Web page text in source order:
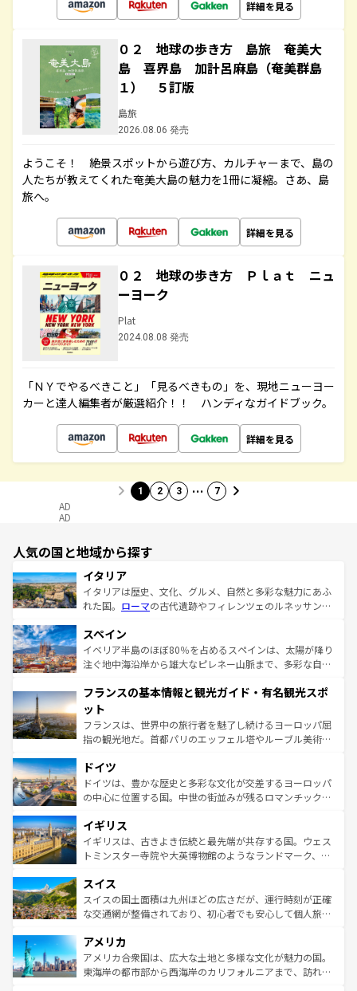
詳細を見る
０２ 地球の歩き方 島旅 奄美大
島 喜界島 加計呂麻島（奄美群島
１） ５訂版
島旅
2026.08.06 発売
ようこそ！ 絶景スポットから遊び方、カルチャーまで、島の
人たちが教えてくれた奄美大島の魅力を1冊に凝縮。さあ、島
旅へ。
詳細を見る
０２ 地球の歩き方 Ｐｌａｔ ニュ
ーヨーク
Plat
2024.08.08 発売
「ＮＹでやるべきこと」「見るべきもの」を、現地ニューヨー
カーと達人編集者が厳選紹介！！ ハンディなガイドブック。
詳細を見る
1 2 3 … 7
AD
AD
人気の国と地域から探す
イタリア
イタリアは歴史、文化、グルメ、自然と多彩な魅力にあふ
れた国。 ローマの古代遺跡やフィレンツェのルネッサンス
ろん、トスカーナの美しい田園風景やアマルフィ海岸の絶
景など、自然景観も見逃せない。観光の合間には、本場の
ピザやパスタなど、絶品のイタリア料理を堪能することも
ませてくれるイタリアで、忘れられない旅をしてみよう！
なお、新着のイタリア情報は
しい。
スペイン
イベリア半島のほぼ80％を占めるスペインは、太陽が降り
注ぐ地中海沿岸から雄大なピレネー山脈まで、多彩な自然
文化が根付くこの国では、情熱的なフラメンコ、熱気あふ
れる闘牛、そして美味しいタパスが生活の一部となってい
る。首都マドリードの洗練された雰囲気や、バルセロナの
アートに溢れた街角から、地方では古代ローマ遺跡や中世
せる。地方によって風土や気候が異なるスペインはその個
性で訪れる人を魅了する。 なお、新着のスペイン情報は コ
ンテンツ一覧を参照してほしい。
フランスの基本情報と観光ガイド・有名観光スポ
ット
フランスは、世界中の旅行者を魅了し続けるヨーロッパ屈
指の観光地だ。首都パリのエッフェル塔やルーブル美術館
で、幅広い魅力が詰まっている。華麗な宮殿、歴史的な大
聖堂、美しいビーチ、そして豊かな自然が、訪れる者を心
から魅了する。また、フランスは美食の国としても知ら
いる。シャンパンの発祥地であるランス、プロヴァンスの
香り高いラベンダー畑など、多彩な楽しみ方が可能だ。さ
らに、パリ以外の地域にも魅力が溢れており、どの街角に
れる地方に足を運ぶとそれぞれで全く異なる文化を体験で
きるだろう。 なお、新着のフランス情報はコンテンツ一覧
を参照してほしい。
ドイツ
ドイツは、豊かな歴史と多彩な文化が交差するヨーロッパ
の中心に位置する国。中世の街並みが残るロマンチック街
顔を持つこの国は、どこを歩いても飽きることがない。ベ
ルリンの文化的活気、バイエルン州のアルプスの絶景、そ
してライン川沿いのワイン畑といった風景は必見。ビール
は、お酒好きな人にはぜひ体験してほしい。 なお、新着の
ドイツ情報はコンテンツ一覧を参照してほしい。
イギリス
イギリスは、古きよき伝統と最先端が共存する国。ウェス
トミンスター寺院や大英博物館のようなランドマーク、歴
リアごとに異なる魅力がある。また、優雅なアフタヌーン
ティー、ビール好きにはたまらない英国パブ、サッカー観
戦など、本場だからこそできる体験も豊富。イギリスを旅
ンツ一覧を参照してほしい。
スイス
スイスの国土面積は九州ほどの広さだが、運行時刻が正確
な交通網が整備されており、初心者でも安心して個人旅行
の建物がそのまま残る町や、スイスならではのユニークな
博物館もあり、アルプス観光だけでなく町歩きも満喫する
ことができる。国民の所得が高いため物価も高いが、旅行
アメリカ
アメリカ合衆国は、広大な土地と多様な文化が魅力の国。
東海岸の都市部から西海岸のカリフォルニアまで、訪れる